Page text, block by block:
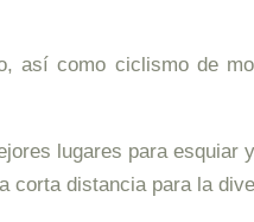
así como ciclismo de
lugares para esquiar
corta distancia para la